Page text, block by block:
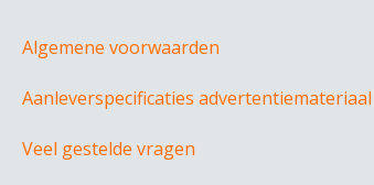
Algemene voorwaarden
Aanleverspecificaties advertentiemateriaal
Veel gestelde vragen